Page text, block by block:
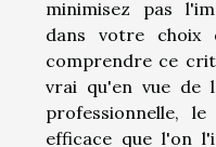
minimisez pas
dans votre choix
comprendre ce
vrai qu'en vue de
professionnelle,
efficace que l'on